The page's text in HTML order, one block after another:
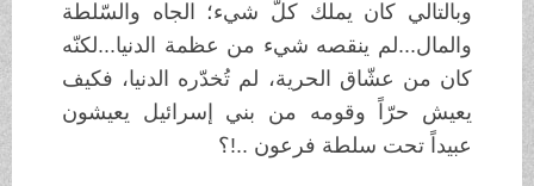
وبالتالي كان يملك كلَّ شيء؛ الجاه والسّلطة
والمال...لم ينقصه شيء من عظمة الدنيا...لكنّه
كان من عشّاق الحرية، لم تُخدّره الدنيا، فكيف
يعيش حرّاً وقومه من بني إسرائيل يعيشون
عبيداً تحت سلطة فرعون ..!؟